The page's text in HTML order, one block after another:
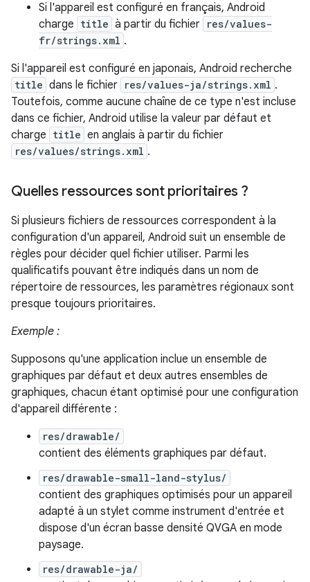
Si l'appareil est configuré en français, Android
charge title à partir du fichier res/values-
fr/strings.xml .
Si l'appareil est configuré en japonais, Android recherche
title dans le fichier res/values-ja/strings.xml .
Toutefois, comme aucune chaîne de ce type n'est incluse
dans ce fichier, Android utilise la valeur par défaut et
charge title en anglais à partir du fichier
res/values/strings.xml .
Quelles ressources sont prioritaires ?
Si plusieurs fichiers de ressources correspondent à la
configuration d'un appareil, Android suit un ensemble de
règles pour décider quel fichier utiliser. Parmi les
qualificatifs pouvant être indiqués dans un nom de
répertoire de ressources, les paramètres régionaux sont
presque toujours prioritaires.
Exemple :
Supposons qu'une application inclue un ensemble de
graphiques par défaut et deux autres ensembles de
graphiques, chacun étant optimisé pour une configuration
d'appareil différente :
res/drawable/
contient des éléments graphiques par défaut.
res/drawable-small-land-stylus/
contient des graphiques optimisés pour un appareil
adapté à un stylet comme instrument d'entrée et
dispose d'un écran basse densité QVGA en mode
paysage.
res/drawable-ja/